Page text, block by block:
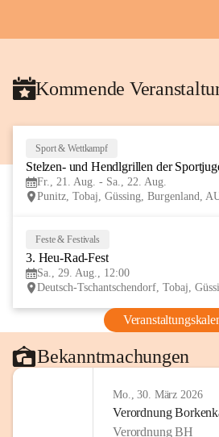
Kommende
Sport & Wettkampf
Stelzen- und Hendlgrillen der
Fr., 21. Aug. - Sa., 22. Aug.
Punitz, Tobaj, Güssing, Burgenland,
Feste & Festivals
3. Heu-Rad-Fest
Sa., 29. Aug., 12:00
Deutsch-Tschantschendorf, Tobaj,
Bekanntmachungen
Mo., 30. März 2026
Verordnung
Verordnung BH